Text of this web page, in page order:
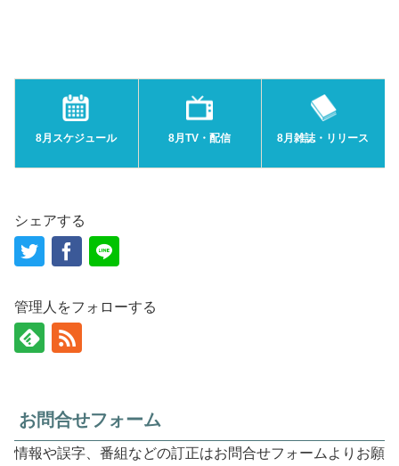
8月スケジュール 8月TV・配信 8月雑誌・リリース
シェアする
管理人をフォローする
お問合せフォーム
情報や誤字、番組などの訂正はお問合せフォームよりお願